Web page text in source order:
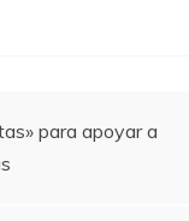
para apoyar a